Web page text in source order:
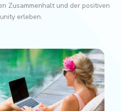
Zusammenhalt und der positiven
erleben.